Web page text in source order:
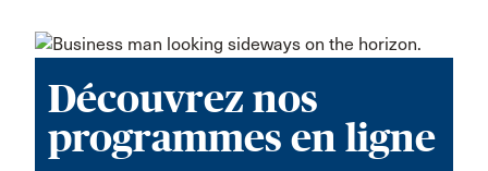
Découvrez nos
programmes en ligne